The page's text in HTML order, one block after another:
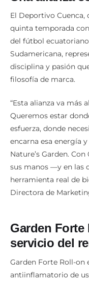
El Deportivo Cuenca,
quinta temporada
del fútbol
Sudamericana,
disciplina y pasión
filosofía de marca.
“Esta alianza va más
Queremos estar
esfuerza, donde
encarna esa energía
Nature’s Garden.
sus manos —y en las
herramienta real de
Directora de
Garden
servicio del
Garden Forte Roll-on
antiinflamatorio de